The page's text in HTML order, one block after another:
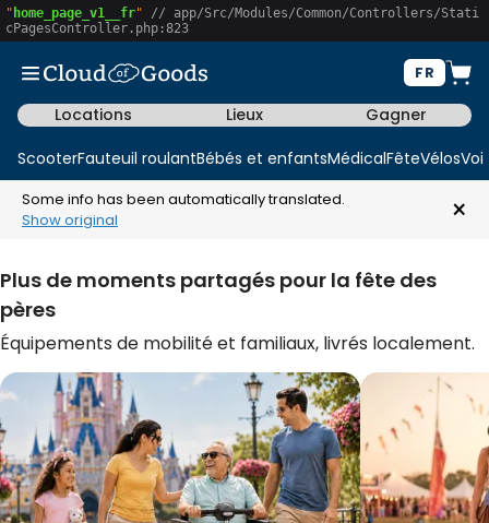
" home_page_v1__fr" // app/Src/Modules/Common/Controllers/Stati
cPagesController.php:823
FR
Locations Lieux
Gagner
ScooterFauteuil roulantBébés et enfantsMédicalFêteVélos
Some info has been automatically translated.
Show original
×
Plus de moments partagés pour la fête des
pères
Équipements de mobilité et familiaux, livrés localement.